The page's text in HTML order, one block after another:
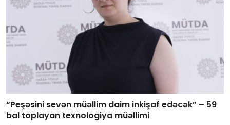
“Peşəsini sevən müəllim daim inkişaf edəcək” – 59
bal toplayan texnologiya müəllimi